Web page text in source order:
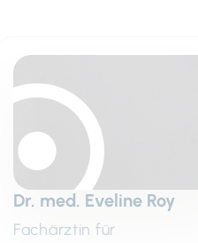
Dr. med. Eveline Roy
Fachärztin für